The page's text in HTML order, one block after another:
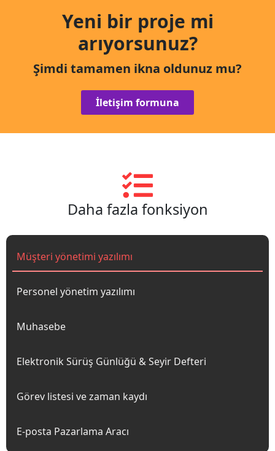
Yeni bir proje mi
arıyorsunuz?
Şimdi tamamen ikna oldunuz mu?
İletişim formuna
Daha fazla fonksiyon
Müşteri yönetimi yazılımı
Personel yönetim yazılımı
Muhasebe
Elektronik Sürüş Günlüğü & Seyir Defteri
Görev listesi ve zaman kaydı
E-posta Pazarlama Aracı